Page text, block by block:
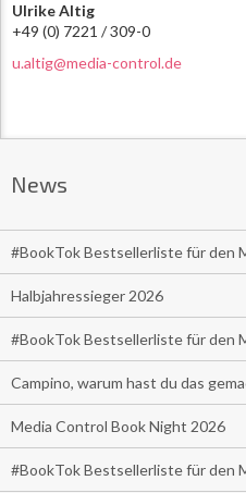
Ulrike Altig
+49 (0) 7221 / 309-0
u.altig@media-control.de
News
#BookTok Bestsellerliste für den
Halbjahressieger 2026
#BookTok Bestsellerliste für den
Campino, warum hast du das
Media Control Book Night 2026
#BookTok Bestsellerliste für den